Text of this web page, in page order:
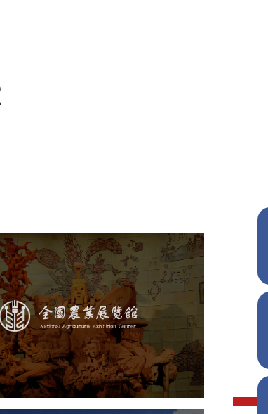
农业展览馆
展馆网站建设
博物馆展厅设计
建设
展厅空间设计
企业展厅设计
计
北京展厅设计 产品展厅设计